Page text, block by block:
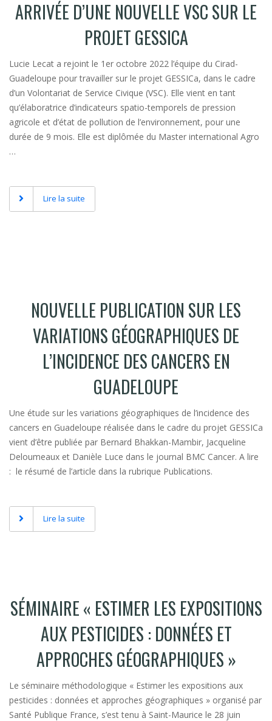
ARRIVÉE D’UNE NOUVELLE VSC SUR LE
PROJET GESSICA
Lucie Lecat a rejoint le 1er octobre 2022 l’équipe du Cirad-
Guadeloupe pour travailler sur le projet GESSICa, dans le cadre
d’un Volontariat de Service Civique (VSC). Elle vient en tant
qu’élaboratrice d’indicateurs spatio-temporels de pression
agricole et d’état de pollution de l’environnement, pour une
durée de 9 mois. Elle est diplômée du Master international Agro
…
Lire la suite
NOUVELLE PUBLICATION SUR LES
VARIATIONS GÉOGRAPHIQUES DE
L’INCIDENCE DES CANCERS EN
GUADELOUPE
Une étude sur les variations géographiques de l’incidence des
cancers en Guadeloupe réalisée dans le cadre du projet GESSICa
vient d’être publiée par Bernard Bhakkan-Mambir, Jacqueline
Deloumeaux et Danièle Luce dans le journal BMC Cancer. A lire
: le résumé de l’article dans la rubrique Publications.
Lire la suite
SÉMINAIRE « ESTIMER LES EXPOSITIONS
AUX PESTICIDES : DONNÉES ET
APPROCHES GÉOGRAPHIQUES »
Le séminaire méthodologique « Estimer les expositions aux
pesticides : données et approches géographiques » organisé par
Santé Publique France, s’est tenu à Saint-Maurice le 28 juin